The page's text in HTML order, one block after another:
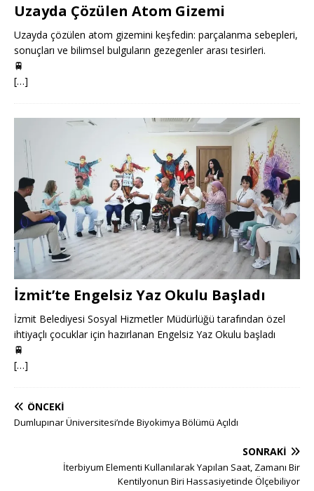
Uzayda Çözülen Atom Gizemi
Uzayda çözülen atom gizemini keşfedin: parçalanma sebepleri,
sonuçları ve bilimsel bulguların gezegenler arası tesirleri.
🚆
[…]
İzmit’te Engelsiz Yaz Okulu Başladı
İzmit Belediyesi Sosyal Hizmetler Müdürlüğü tarafından özel
ihtiyaçlı çocuklar için hazırlanan Engelsiz Yaz Okulu başladı
🚆
[…]
ÖNCEKI
Dumlupınar Üniversitesi’nde Biyokimya Bölümü Açıldı
SONRAKI
İterbiyum Elementi Kullanılarak Yapılan Saat, Zamanı Bir
Kentilyonun Biri Hassasiyetinde Ölçebiliyor